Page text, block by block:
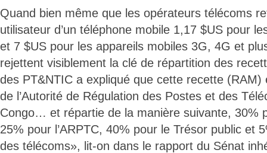
Quand bien même que les opérateurs télécoms
utilisateur d’un téléphone mobile 1,17 $US pour
et 7 $US pour les appareils mobiles 3G, 4G et
rejettent visiblement la clé de répartition des
des PT&NTIC a expliqué que cette recette (RAM)
de l’Autorité de Régulation des Postes et des
Congo… et répartie de la manière suivante, 30%
25% pour l’ARPTC, 40% pour le Trésor public et
des télécoms», lit-on dans le rapport du Sénat